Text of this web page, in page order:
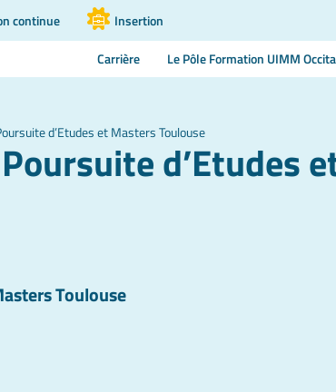
continue Insertion
Carrière Le Pôle Formation UIMM
d’Etudes et Masters Toulouse
d’Etudes
Toulouse